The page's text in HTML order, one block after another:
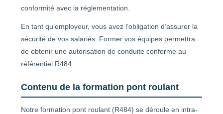
conformité avec la réglementation.
En tant qu’employeur, vous avez l’obligation d’assurer la
sécurité de vos salariés. Former vos équipes permettra
de obtenir une autorisation de conduite conforme au
référentiel R484.
Contenu de la formation pont roulant
Notre formation pont roulant (R484) se déroule en intra-